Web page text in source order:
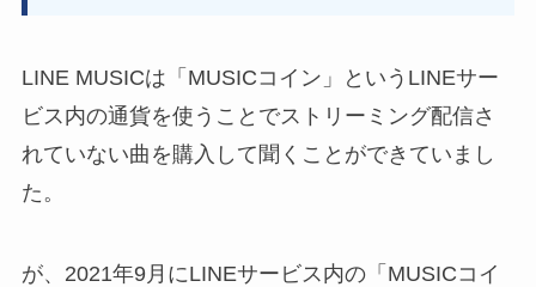
LINE MUSICは「MUSICコイン」というLINEサー
ビス内の通貨を使うことでストリーミング配信さ
れていない曲を購入して聞く ことができていまし
た。
が、2021年9月にLINEサービス内の「MUSICコイ